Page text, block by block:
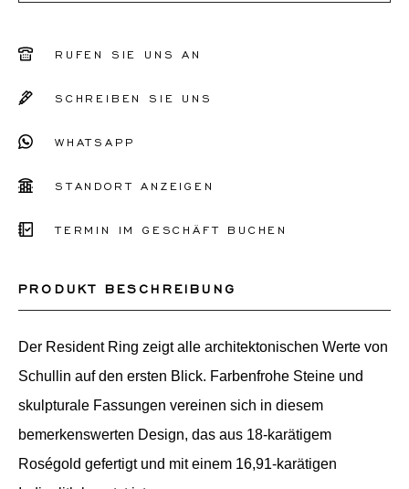
RUFEN SIE UNS AN
SCHREIBEN SIE UNS
WHATSAPP
STANDORT ANZEIGEN
TERMIN IM GESCHÄFT BUCHEN
PRODUKT BESCHREIBUNG
Der Resident Ring zeigt alle architektonischen Werte von
Schullin auf den ersten Blick. Farbenfrohe Steine und
skulpturale Fassungen vereinen sich in diesem
bemerkenswerten Design, das aus 18-karätigem
Roségold gefertigt und mit einem 16,91-karätigen